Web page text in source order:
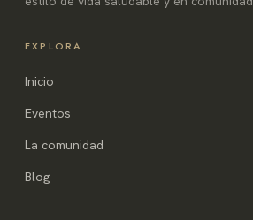
EXPLORA
Inicio
Eventos
La comunidad
Blog